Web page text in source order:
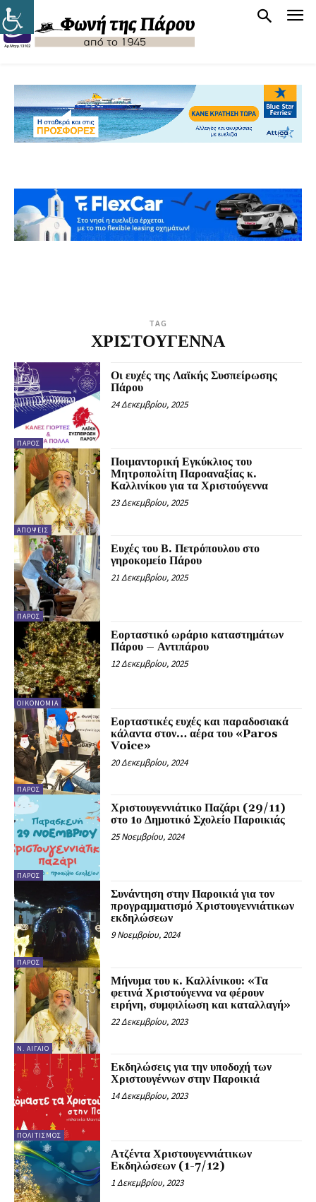
TAG
ΧΡΙΣΤΟΥΓΕΝΝΑ
ΠΆΡΟΣ
Οι ευχές της Λαϊκής Συσπείρωσης
Πάρου
24 Δεκεμβρίου, 2025
ΑΠΌΨΕΙΣ
Ποιμαντορική Εγκύκλιος του
Μητροπολίτη Παροαναξίας κ.
Καλλινίκου για τα Χριστούγεννα
23 Δεκεμβρίου, 2025
ΠΆΡΟΣ
Ευχές του Β. Πετρόπουλου στο
γηροκομείο Πάρου
21 Δεκεμβρίου, 2025
ΟΙΚΟΝΟΜΊΑ
Εορταστικό ωράριο καταστημάτων
Πάρου – Αντιπάρου
12 Δεκεμβρίου, 2025
ΠΆΡΟΣ
Εορταστικές ευχές και παραδοσιακά
κάλαντα στον… αέρα του «Paros
Voice»
20 Δεκεμβρίου, 2024
ΠΆΡΟΣ
Χριστουγεννιάτικο Παζάρι (29/11)
στο 1ο Δημοτικό Σχολείο Παροικιάς
25 Νοεμβρίου, 2024
ΠΆΡΟΣ
Συνάντηση στην Παροικιά για τον
προγραμματισμό Χριστουγεννιάτικων
εκδηλώσεων
9 Νοεμβρίου, 2024
Ν. ΑΙΓΑΊΟ
Μήνυμα του κ. Καλλίνικου: «Τα
φετινά Χριστούγεννα να φέρουν
ειρήνη, συμφιλίωση και καταλλαγή»
22 Δεκεμβρίου, 2023
ΠΟΛΙΤΙΣΜΌΣ
Εκδηλώσεις για την υποδοχή των
Χριστουγέννων στην Παροικιά
14 Δεκεμβρίου, 2023
Ατζέντα Χριστουγεννιάτικων
Εκδηλώσεων (1-7/12)
1 Δεκεμβρίου, 2023